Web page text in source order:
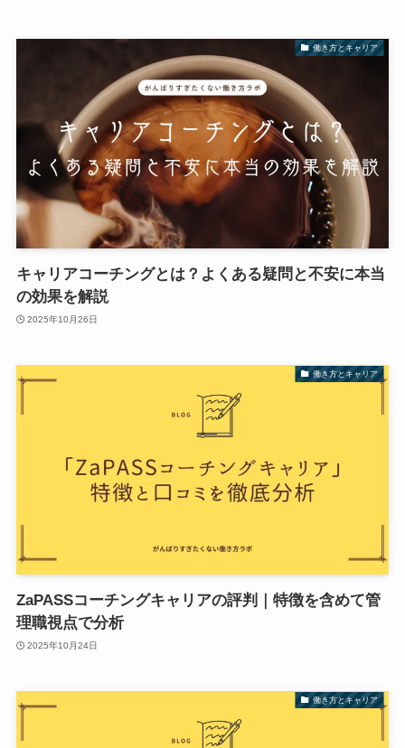
働き方とキャリア
キャリアコーチングとは？よくある疑問と不安に本当
の効果を解説
2025年10月26日
働き方とキャリア
ZaPASSコーチングキャリアの評判｜特徴を含めて管
理職視点で分析
2025年10月24日
働き方とキャリア